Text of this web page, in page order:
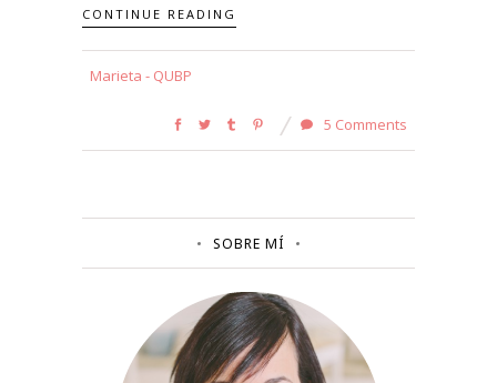
CONTINUE READING
Marieta - QUBP
5 Comments
SOBRE MÍ